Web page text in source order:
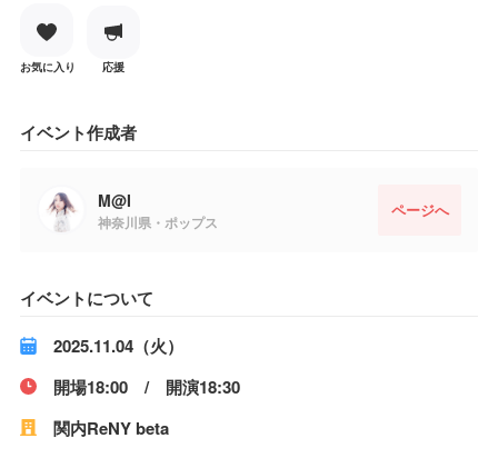
お気に入り 応援
イベント作成者
M@I
神奈川県・ポップス
ページへ
イベントについて
2025.11.04（火）
開場18:00 / 開演18:30
関内ReNY beta